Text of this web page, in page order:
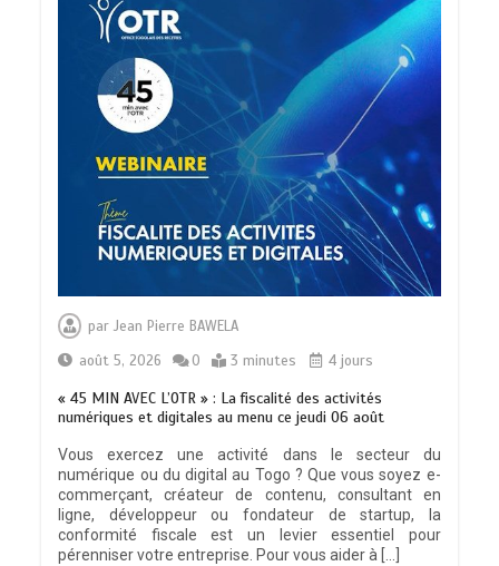
parJean Pierre BAWELA
août 5, 2026
0 3 minutes 4 jours
« 45 MIN AVEC L’OTR » : La fiscalité des activités
numériques et digitales au menu ce jeudi 06 août
Vous exercez une activité dans le secteur du
numérique ou du digital au Togo ? Que vous soyez e-
commerçant, créateur de contenu, consultant en
ligne, développeur ou fondateur de startup, la
conformité fiscale est un levier essentiel pour
pérenniser votre entreprise. Pour vous aider à […]
TRANSFORMATION SOCIALE :
Feuille de route
5 minutes
TOGO : Sauver la mère devient un
indicateur de civilisation
4 minutes